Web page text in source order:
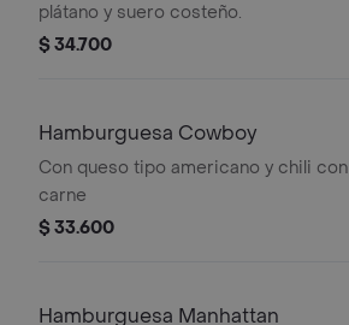
plátano y suero costeño.
$ 34.700
Hamburguesa Cowboy
Con queso tipo americano y chili con
carne
$ 33.600
Hamburguesa Manhattan